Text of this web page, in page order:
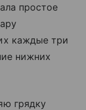
простое
каждые три
нижних
грядку